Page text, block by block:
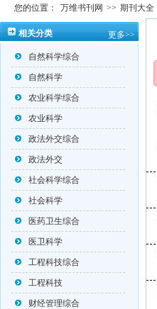
您的位置： 万维书刊网 >> 期刊大全
相关分类 更多>>
自然科学综合
自然科学
农业科学综合
农业科学
政法外交综合
政法外交
社会科学综合
社会科学
医药卫生综合
医卫科学
工程科技综合
工程科技
财经管理综合